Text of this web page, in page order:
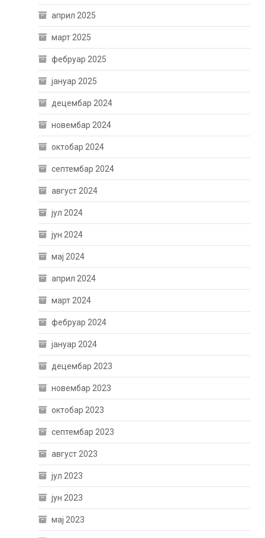
април 2025
март 2025
фебруар 2025
јануар 2025
децембар 2024
новембар 2024
октобар 2024
септембар 2024
август 2024
јул 2024
јун 2024
мај 2024
април 2024
март 2024
фебруар 2024
јануар 2024
децембар 2023
новембар 2023
октобар 2023
септембар 2023
август 2023
јул 2023
јун 2023
мај 2023